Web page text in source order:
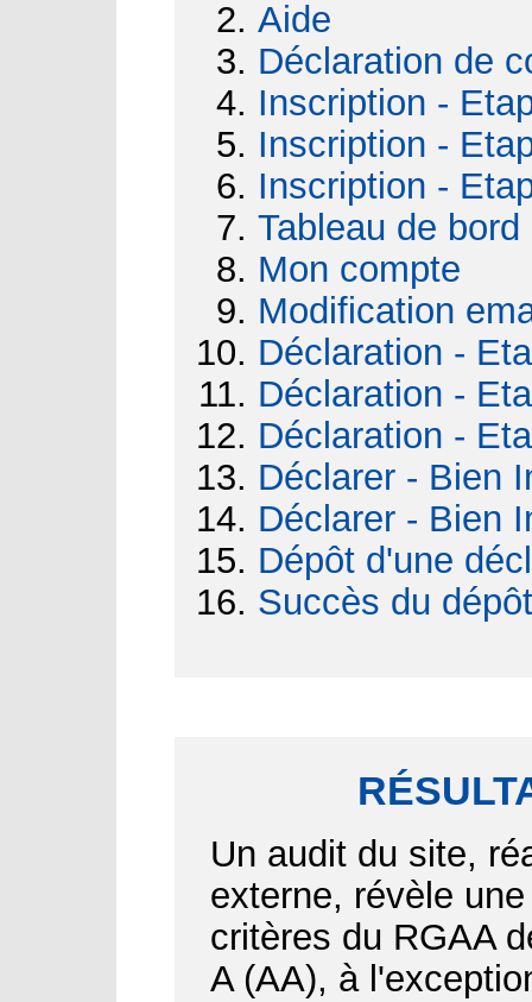
Aide
Déclaration de
Inscription -
Inscription -
Inscription -
Tableau de bord
Mon compte
Modification
Déclaration -
Déclaration -
Déclaration -
Déclarer - Bien
Déclarer - Bien
Dépôt d'une
Succès du
Un audit du site,
externe, révèle
critères du RGAA
A (AA), à